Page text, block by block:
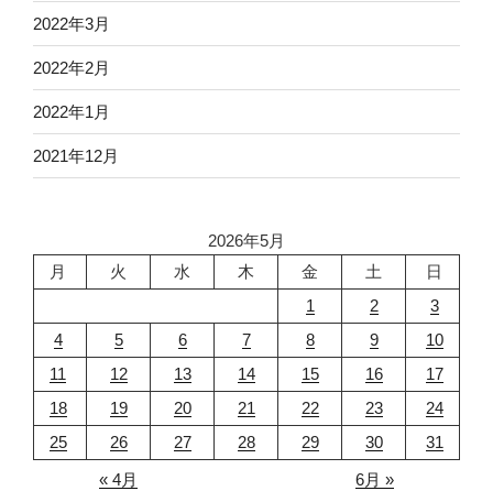
2022年3月
2022年2月
2022年1月
2021年12月
2026年5月
月
火 水 木 金 土
日
1
2
3
4
5 6 7 8 9
10
11
12 13 14 15 16
17
18
19 20 21 22 23
24
25
26 27 28 29 30
31
« 4月
6月 »